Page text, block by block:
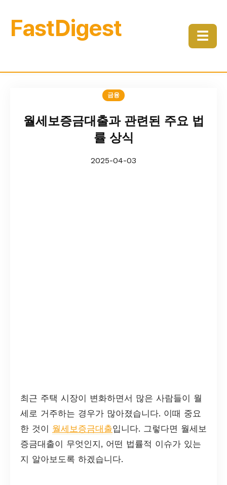
FastDigest ☰
금융
월세보증금대출과 관련된 주요 법
률 상식
2025-04-03
최근 주택 시장이 변화하면서 많은 사람들이 월
세로 거주하는 경우가 많아졌습니다. 이때 중요
한 것이 월세보증금대출입니다. 그렇다면 월세보
증금대출이 무엇인지, 어떤 법률적 이슈가 있는
지 알아보도록 하겠습니다.